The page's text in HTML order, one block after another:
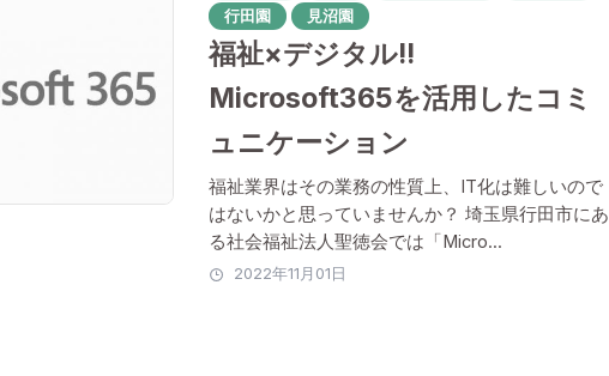
行田園
見沼園
福祉×デジタル!!
Microsoft365を活用したコミ
ュニケーション
福祉業界はその業務の性質上、IT化は難しいので
はないかと思っていませんか？ 埼玉県行田市にあ
る社会福祉法人聖徳会では「Micro...
2022年11月01日